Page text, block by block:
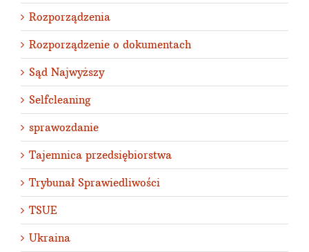
Rozporządzenia
Rozporządzenie o dokumentach
Sąd Najwyższy
Selfcleaning
sprawozdanie
Tajemnica przedsiębiorstwa
Trybunał Sprawiedliwości
TSUE
Ukraina